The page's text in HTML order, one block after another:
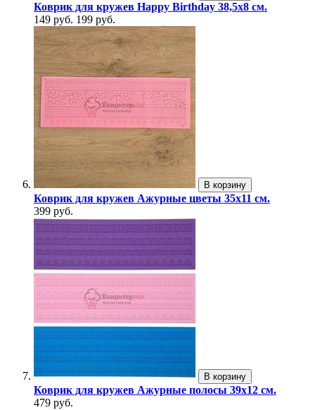
Коврик для кружев Happy Birthday 38,5х8 см.
149 руб. 199 руб.
В корзину
Коврик для кружев Ажурные цветы 35х11 см.
399 руб.
В корзину
Коврик для кружев Ажурные полосы 39х12 см.
479 руб.